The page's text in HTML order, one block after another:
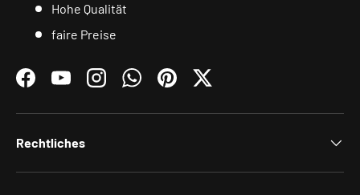
Hohe Qualität
faire Preise
FacebookYouTubeInstagramWhatsAppPinterestTwitter
Rechtliches